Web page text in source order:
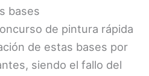
bases
de pintura rápida
de estas bases por
siendo el fallo del